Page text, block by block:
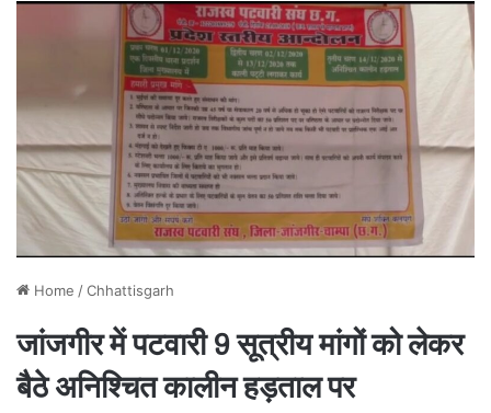
Home /Chhattisgarh
जांजगीर में पटवारी 9 सूत्रीय मांगों को लेकर
बैठे अनिश्चित कालीन हड़ताल पर